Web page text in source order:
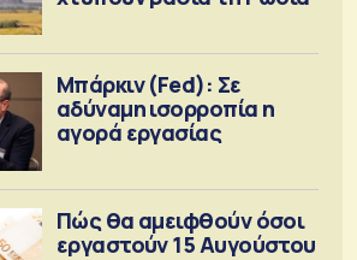
Μπάρκιν (Fed): Σε
αδύναμη ισορροπία η
αγορά εργασίας
Πώς θα αμειφθούν όσοι
εργαστούν 15 Αυγούστου